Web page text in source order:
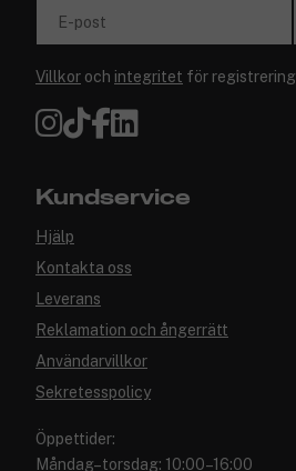
E-post
Villkor och integritet för registrering
Kundservice
Hjälp
Kontakta oss
Leverans
Reklamation och ångerrätt
Användarvillkor
Sekretesspolicy
Öppettider:
Måndag–torsdag: 10:00–16:00